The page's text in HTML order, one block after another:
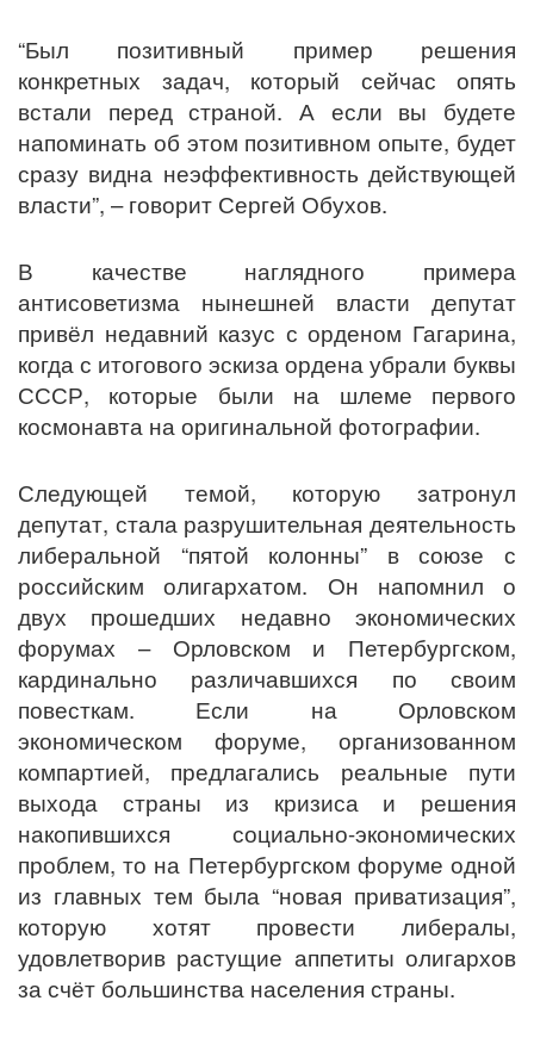
“Был позитивный пример решения
конкретных задач, который сейчас опять
встали перед страной. А если вы будете
напоминать об этом позитивном опыте, будет
сразу видна неэффективность действующей
власти”, – говорит Сергей Обухов.
В качестве наглядного примера
антисоветизма нынешней власти депутат
привёл недавний казус с орденом Гагарина,
когда с итогового эскиза ордена убрали буквы
СССР, которые были на шлеме первого
космонавта на оригинальной фотографии.
Следующей темой, которую затронул
депутат, стала разрушительная деятельность
либеральной “пятой колонны” в союзе с
российским олигархатом. Он напомнил о
двух прошедших недавно экономических
форумах – Орловском и Петербургском,
кардинально различавшихся по своим
повесткам. Если на Орловском
экономическом форуме, организованном
компартией, предлагались реальные пути
выхода страны из кризиса и решения
накопившихся социально-экономических
проблем, то на Петербургском форуме одной
из главных тем была “новая приватизация”,
которую хотят провести либералы,
удовлетворив растущие аппетиты олигархов
за счёт большинства населения страны.